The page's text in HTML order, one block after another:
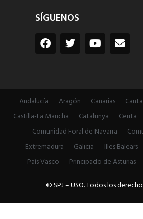
SÍGUENOS
Andalucía Aragón Canarias
Castilla-La Mancha
Catalunya Ceuta
Comunidad Foral de Navarra
Extremadura
Galicia Illes Balears
País Vasco
Principado de Asturias
© SPJ – USO. Todos los